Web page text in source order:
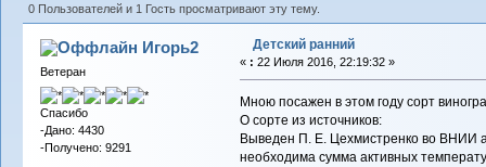
0 Пользователей и 1 Гость просматривают эту тему.
Игорь2
Ветеран
Спасибо
-Дано: 4430
-Получено: 9291
Детский ранний
« : 22 Июля 2016, 22:19:32 »
Мною посажен в этом году сорт
О сорте из источников:
Выведен П. Е. Цехмистренко во ВНИИ
необходима сумма активных